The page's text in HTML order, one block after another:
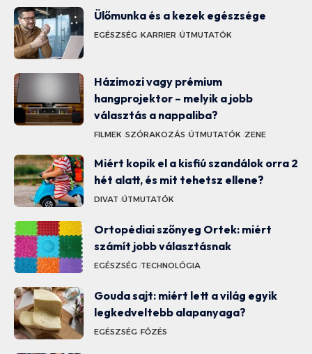
Ülőmunka és a kezek egészsége
EGÉSZSÉG KARRIER ÚTMUTATÓK
Házimozi vagy prémium
hangprojektor – melyik a jobb
választás a nappaliba?
FILMEK SZÓRAKOZÁS ÚTMUTATÓK ZENE
Miért kopik el a kisfiú szandálok orra 2
hét alatt, és mit tehetsz ellene?
DIVAT ÚTMUTATÓK
Ortopédiai szőnyeg Ortek: miért
számít jobb választásnak
EGÉSZSÉG TECHNOLÓGIA
Gouda sajt: miért lett a világ egyik
legkedveltebb alapanyaga?
EGÉSZSÉG FŐZÉS